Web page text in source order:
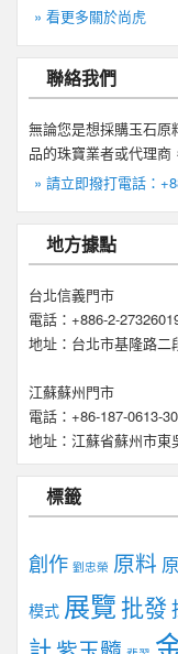
» 看更多關於尚虎
聯絡我們
無論您是想採購玉石
品的珠寶業者或代理商
» 請立即撥打電話：
地方據點
台北信義門市
電話：+886-2-
地址：台北市基隆路二
江蘇蘇州門市
電話：+86-187-0613-
地址：江蘇省蘇州市
標籤
創作 劉忠榮 原料
模式 展覽 批發